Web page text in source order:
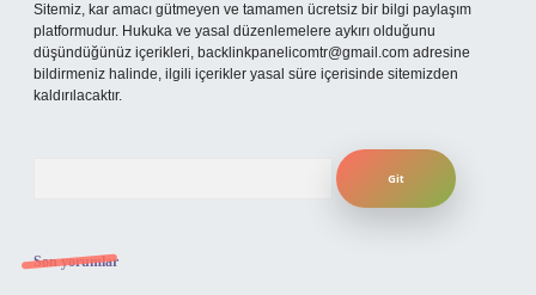
Sitemiz, kar amacı gütmeyen ve tamamen ücretsiz bir bilgi paylaşım
platformudur. Hukuka ve yasal düzenlemelere aykırı olduğunu
düşündüğünüz içerikleri, backlinkpanelicomtr@gmail.com adresine
bildirmeniz halinde, ilgili içerikler yasal süre içerisinde sitemizden
kaldırılacaktır.
Son yorumlar